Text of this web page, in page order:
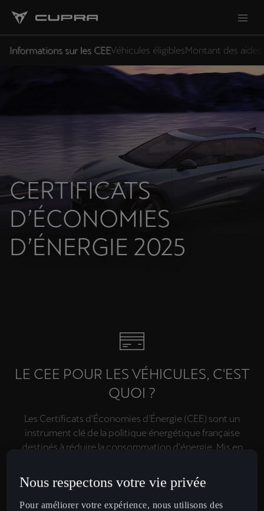
Informations sur les CEEVéhicules éligiblesMontant des aides
CERTIFICATS
D’ÉCONOMIES
D’ÉNERGIE 2025
LE CEE POUR LES VÉHICULES, C'EST
QUOI ?
Les Certificats d'Économies d'Énergie (CEE) sont un
instrument clé de la politique énergétique française
destinés à réduire la consommation d'énergie. Mis en
d'énergie à effectuer eux-mêmes ou à financer des
mesures d’économies d’énergie.
Les CEE s’appliquent également au secteur automobile,
Nous respectons votre vie privée
Pour améliorer votre expérience, nous utilisons des